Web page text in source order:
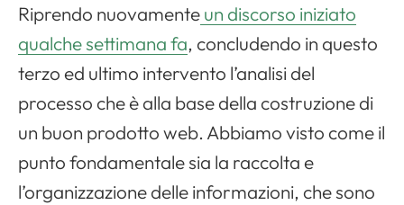
Riprendo nuovamenteun discorso iniziato
qualche settimana fa, concludendo in questo
terzo ed ultimo intervento l’analisi del
processo che è alla base della costruzione di
un buon prodotto web. Abbiamo visto come il
punto fondamentale sia la raccolta e
l’organizzazione delle informazioni, che sono